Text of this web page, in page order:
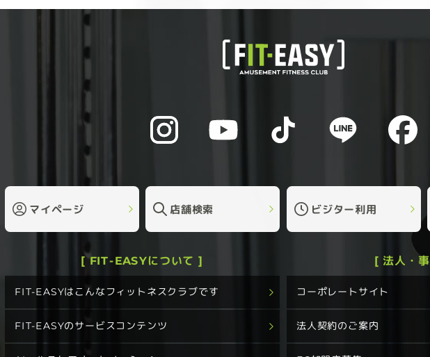
マイページ 店舗検索 ビジター利用
[ FIT-EASYについて ]
FIT-EASYはこんなフィットネスクラブです
FIT-EASYのサービスコンテンツ
[ 法人・
コーポレートサイト
法人契約のご案内